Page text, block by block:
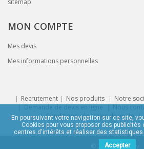
sitemap
MON COMPTE
Mes devis
Mes informations personnelles
Recrutement Nos produits Notre
Demande de devis en ligne
Nous
Conditions générales de vente
© 2015K@gency
En poursuivant votre navigation sur ce site,
Cookies pour vous proposer des publicités
centres d'intérêts et réaliser des statistiques
Accepter